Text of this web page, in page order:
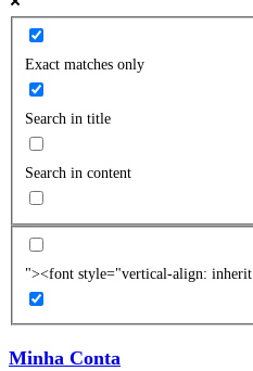
Exact matches only
Search in title
Search in content
"><font style="vertical-align: inherit
Minha Conta